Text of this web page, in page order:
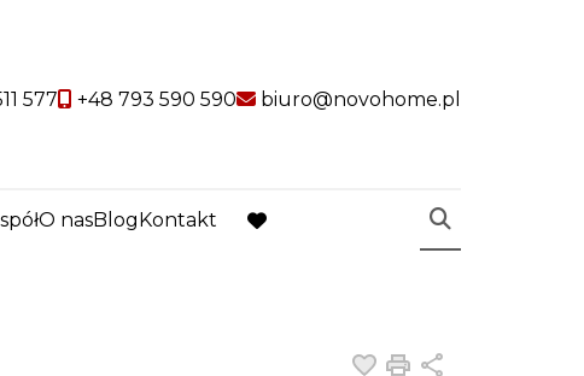
577 +48 793 590 590 biuro@novohome.pl
O nasBlogKontakt
favorite
Dodaj do
Drukuj